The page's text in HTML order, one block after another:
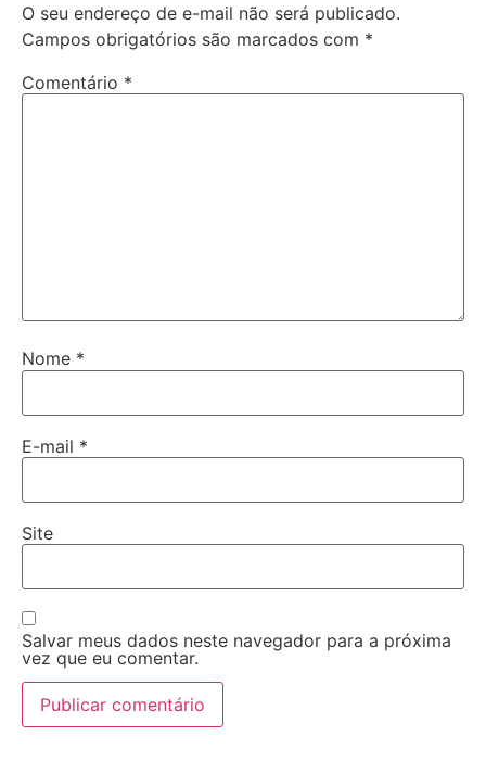
O seu endereço de e-mail não será publicado.
Campos obrigatórios são marcados com *
Comentário *
Nome *
E-mail *
Site
Salvar meus dados neste navegador para a próxima
vez que eu comentar.